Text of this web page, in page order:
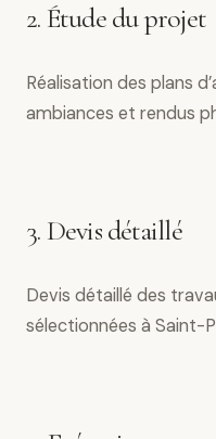
2. Étude du projet
Réalisation des plans
ambiances et rendus
3. Devis détaillé
Devis détaillé des
sélectionnées à Saint-